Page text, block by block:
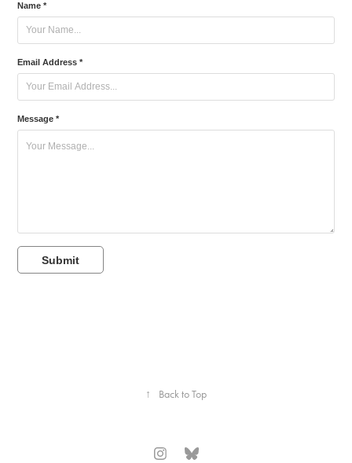
Name *
Email Address *
Message *
Submit
↑ Back to Top